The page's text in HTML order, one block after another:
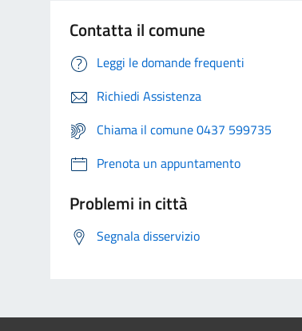
Contatta il comune
Leggi le domande frequenti
Richiedi Assistenza
Chiama il comune 0437 599735
Prenota un appuntamento
Problemi in città
Segnala disservizio